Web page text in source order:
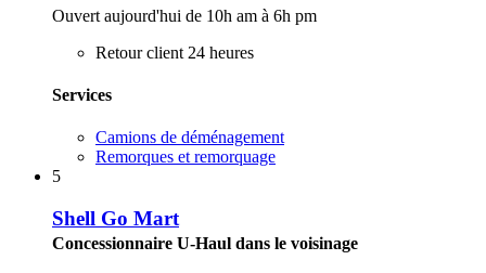
Ouvert aujourd'hui de 10h am à 6h pm
Retour client 24 heures
Services
Camions de déménagement
Remorques et remorquage
5
Shell Go Mart
Concessionnaire U-Haul dans le voisinage